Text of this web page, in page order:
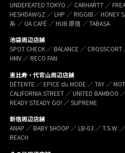
UNDEFEATED TOKYO ／ CARHARTT ／
HESHDAWGZ ／ LHP ／ RIGGIB／ HONEY
系 ／ UA CAFÉ ／ HUB 原宿 ／ TABASA
池袋周辺店舗
SPOT CHECK ／ BALANCE ／
HMV ／ RECO FAN
恵比寿・代官山周辺店舗
DÉTENTE ／ EPICE du MODE ／ TAY ／
CALIFORNIA STREET ／ UNITED BAMBOO
READY STEADY GO! ／ SUPREME
新宿周辺店舗
ANAP ／ BABY SHOOP ／ LB-03 ／ T.S.W.
REACH